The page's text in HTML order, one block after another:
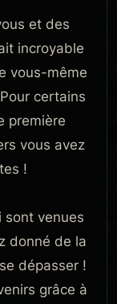
et des
incroyable
vous-même
certains
première
vous avez
!
sont venues
donné de la
dépasser !
grâce à